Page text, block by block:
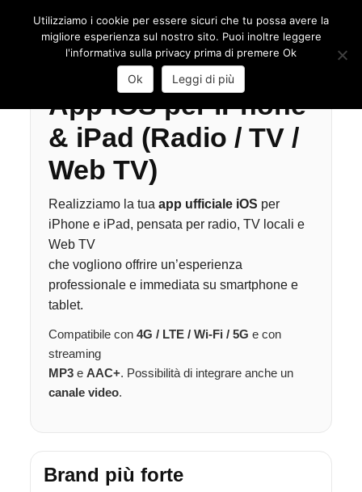
App iOS per iPhone
& iPad (Radio / TV /
Web TV)
Realizziamo la tua app ufficiale iOS per
iPhone e iPad, pensata per radio, TV locali e
Web TV
che vogliono offrire un’esperienza
professionale e immediata su smartphone e
tablet.
Compatibile con 4G / LTE / Wi-Fi / 5G e con
streaming
MP3 e AAC+. Possibilità di integrare anche un
canale video.
Brand più forte
Utilizziamo i cookie per essere sicuri che tu possa avere la
migliore esperienza sul nostro sito. Puoi inoltre leggere
l'informativa sulla privacy prima di premere Ok
Ok Leggi di più